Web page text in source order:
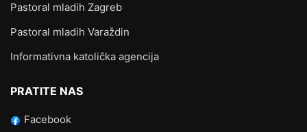
Pastoral mladih Zagreb
Pastoral mladih Varaždin
Informativna katolička agencija
PRATITE NAS
Facebook